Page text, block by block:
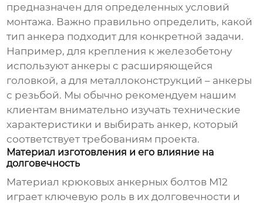
предназначен для определенных условий
монтажа. Важно правильно определить, какой
тип анкера подходит для конкретной задачи.
Например, для крепления к железобетону
используют анкеры с расширяющейся
головкой, а для металлоконструкций – анкеры
с резьбой. Мы обычно рекомендуем нашим
клиентам внимательно изучать технические
характеристики и выбирать анкер, который
соответствует требованиям проекта.
Материал изготовления и его влияние на
долговечность
Материал крюковых анкерных болтов М12
играет ключевую роль в их долговечности и